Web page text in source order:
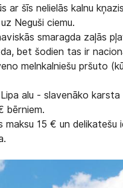
ar šīs nelielās kalnu
Neguši ciemu.
smaragda zaļās
bet šodien tas ir
melnkalniešu pršuto
alu - slavenāko
bērniem.
maksu 15 € un delikatešu